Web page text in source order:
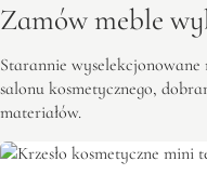
Zamów meble
Starannie
salonu kosmetycznego,
materiałów.